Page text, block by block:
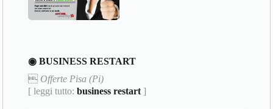
◉ BUSINESS RESTART
 Offerte Pisa (Pi)
[ leggi tutto:business restart ]